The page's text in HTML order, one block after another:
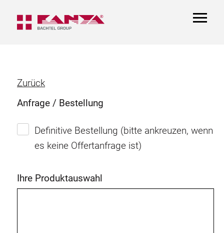
Zurück
Anfrage / Bestellung
Definitive Bestellung (bitte ankreuzen, wenn
es keine Offertanfrage ist)
Ihre Produktauswahl